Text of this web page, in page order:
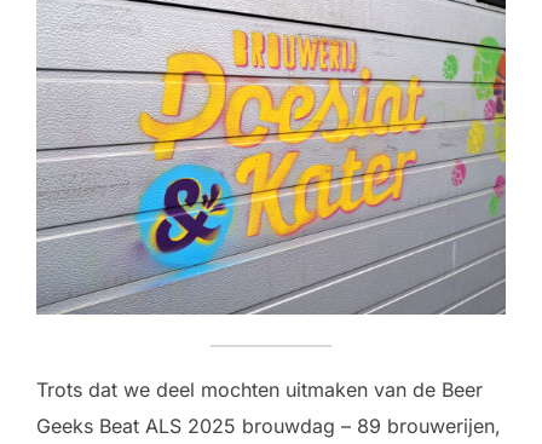
Trots dat we deel mochten uitmaken van de Beer
Geeks Beat ALS 2025 brouwdag – 89 brouwerijen,